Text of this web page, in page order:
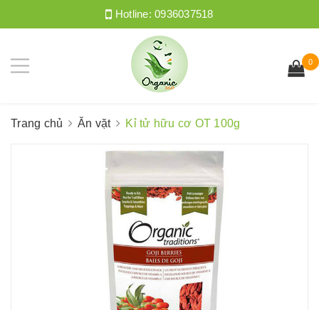
Hotline:0936037518
0
Trang chủ Ăn vặt Kỉ tử hữu cơ OT 100g